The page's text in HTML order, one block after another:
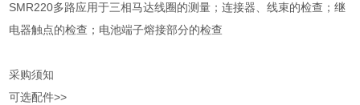
SMR220多路应用于三相马达线圈的测量；连接器、线束的检查；继
电器触点的检查；电池端子熔接部分的检查
采购须知
可选配件>>